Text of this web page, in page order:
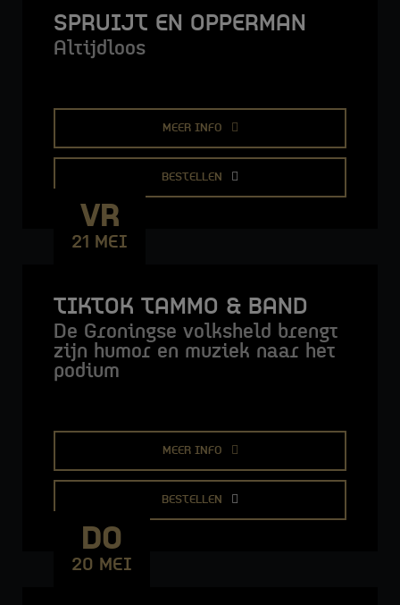
SPRUIJT EN OPPERMAN
Altijdloos
MEER INFO
BESTELLEN
VR
21 MEI
TIKTOK TAMMO & BAND
De Groningse volksheld brengt
zijn humor en muziek naar het
podium
MEER INFO
BESTELLEN
DO
20 MEI